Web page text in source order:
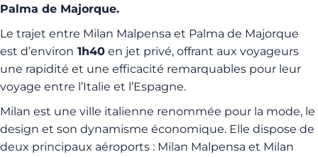
Palma de Majorque.
Le trajet entre Milan Malpensa et Palma de Majorque
est d’environ 1h40 en jet privé, offrant aux voyageurs
une rapidité et une efficacité remarquables pour leur
voyage entre l’Italie et l’Espagne.
Milan est une ville italienne renommée pour la mode, le
design et son dynamisme économique. Elle dispose de
deux principaux aéroports : Milan Malpensa et Milan